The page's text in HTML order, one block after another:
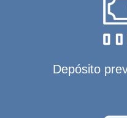
Depósito